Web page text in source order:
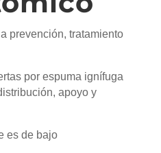
prevención, tratamiento
por espuma ignífuga
apoyo y
es de bajo